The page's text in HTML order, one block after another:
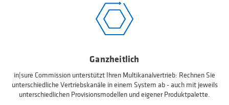
Ganzheitlich
in|sure Commission unterstützt Ihren Multikanalvertrieb: Rechnen Sie
unterschiedliche Vertriebskanäle in einem System ab - auch mit jeweils
unterschiedlichen Provisionsmodellen und eigener Produktpalette.